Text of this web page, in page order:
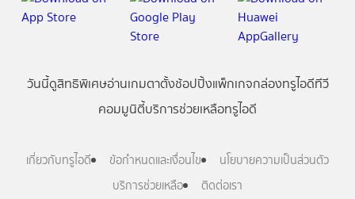
วันนี้ดูสิทธิพิเศษอ่านเกมตาตั้งช้อปปิ้งแพ็กเกจกล่องทรูไอดีทีวี
คอมมูนิตี้บริการช่วยเหลือทรูไอดี
เกี่ยวกับทรูไอดี ข้อกำหนดและเงื่อนไข
นโยบายความเป็นส่วนตัว
บริการช่วยเหลือ
ติดต่อเรา